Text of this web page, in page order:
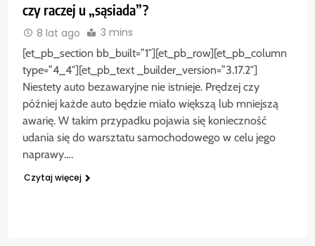
czy raczej u „sąsiada”?
8 lat ago 3 mins
[et_pb_section bb_built=”1″][et_pb_row][et_pb_column
type=”4_4″][et_pb_text _builder_version=”3.17.2″]
Niestety auto bezawaryjne nie istnieje. Prędzej czy
później każde auto będzie miało większą lub mniejszą
awarię. W takim przypadku pojawia się konieczność
udania się do warsztatu samochodowego w celu jego
naprawy….
Czytaj więcej